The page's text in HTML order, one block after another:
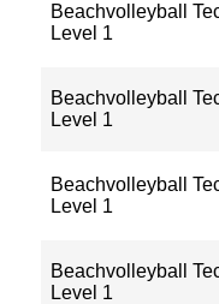
Beachvolleyball
Level 1
Beachvolleyball
Level 1
Beachvolleyball
Level 1
Beachvolleyball
Level 1